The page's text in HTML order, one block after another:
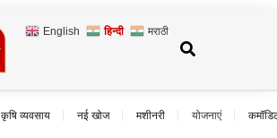
English हिन्दी मराठी
कृषि व्यवसाय नई खोज मशीनरी योजनाएं